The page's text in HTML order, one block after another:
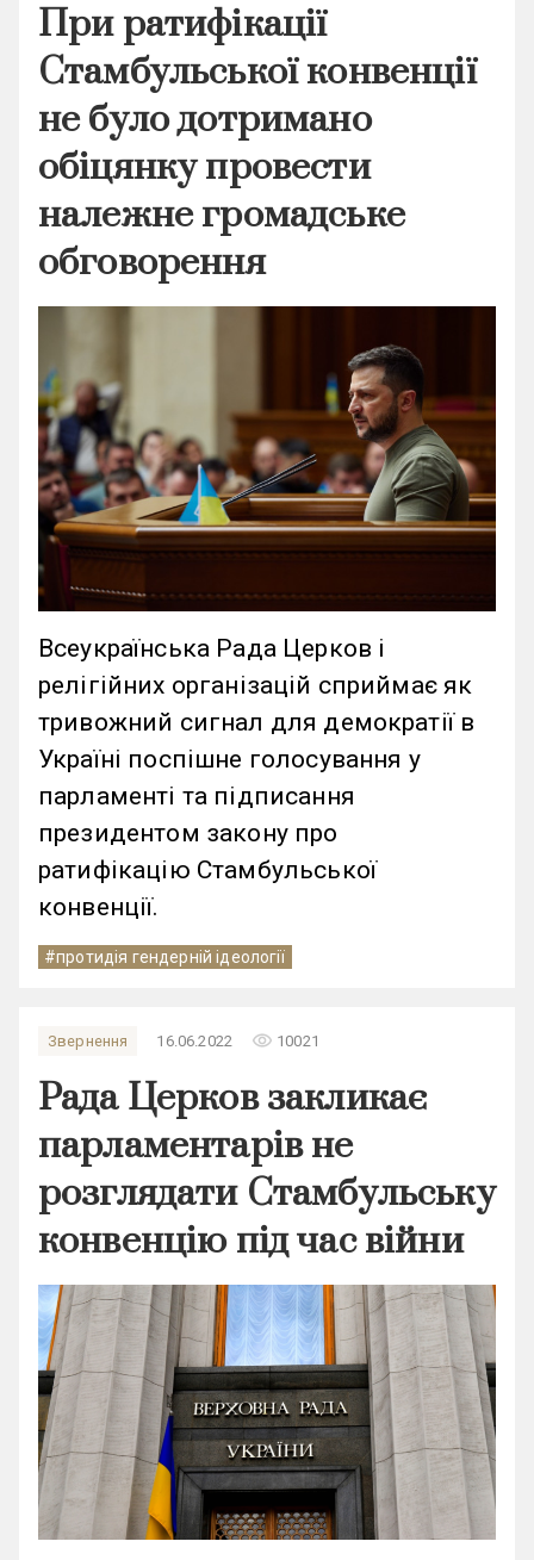
При ратифікації
Стамбульської конвенції
не було дотримано
обіцянку провести
належне громадське
обговорення
Всеукраїнська Рада Церков і
релігійних організацій сприймає як
тривожний сигнал для демократії в
Україні поспішне голосування у
парламенті та підписання
президентом закону про
ратифікацію Стамбульської
конвенції.
#протидія гендерній ідеології
Звернення 16.06.2022 remove_red_eye 10021
Рада Церков закликає
парламентарів не
розглядати Стамбульську
конвенцію під час війни